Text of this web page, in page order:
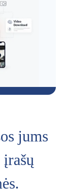
jums